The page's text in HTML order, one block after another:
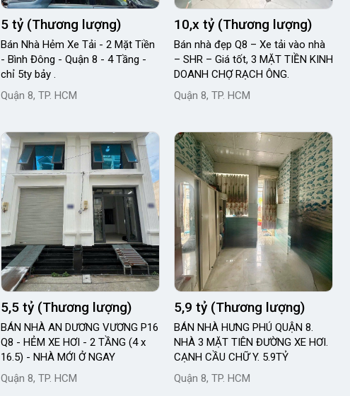
5 tỷ (Thương lượng)
Bán Nhà Hẻm Xe Tải - 2 Mặt Tiền
- Bình Đông - Quận 8 - 4 Tầng -
chỉ 5ty bảy .
Quận 8, TP. HCM
10,x tỷ (Thương lượng)
Bán nhà đẹp Q8 – Xe tải vào nhà
– SHR – Giá tốt, 3 MẶT TIỀN KINH
DOANH CHỢ RẠCH ÔNG.
Quận 8, TP. HCM
5,5 tỷ (Thương lượng)
BÁN NHÀ AN DƯƠNG VƯƠNG P16
Q8 - HẺM XE HƠI - 2 TẦNG (4 x
16.5) - NHÀ MỚI Ở NGAY
Quận 8, TP. HCM
5,9 tỷ (Thương lượng)
BÁN NHÀ HƯNG PHÚ QUẬN 8.
NHÀ 3 MẶT TIÊN ĐƯỜNG XE HƠI.
CẠNH CẦU CHỮ Y. 5.9TỶ
Quận 8, TP. HCM